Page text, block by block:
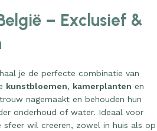
– Exclusief &
haal je de perfecte combinatie van
kunstbloemen, kamerplanten en
nagemaakt en behouden hun
onderhoud of water. Ideaal voor
sfeer wil creëren, zowel in huis als op